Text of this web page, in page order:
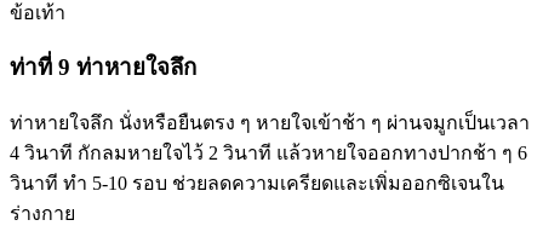
ข้อเท้า
ท่าที่ 9 ท่าหายใจลึก
ท่าหายใจลึก นั่งหรือยืนตรง ๆ หายใจเข้าช้า ๆ ผ่านจมูกเป็นเวลา
4 วินาที กักลมหายใจไว้ 2 วินาที แล้วหายใจออกทางปากช้า ๆ 6
วินาที ทำ 5-10 รอบ ช่วยลดความเครียดและเพิ่มออกซิเจนใน
ร่างกาย